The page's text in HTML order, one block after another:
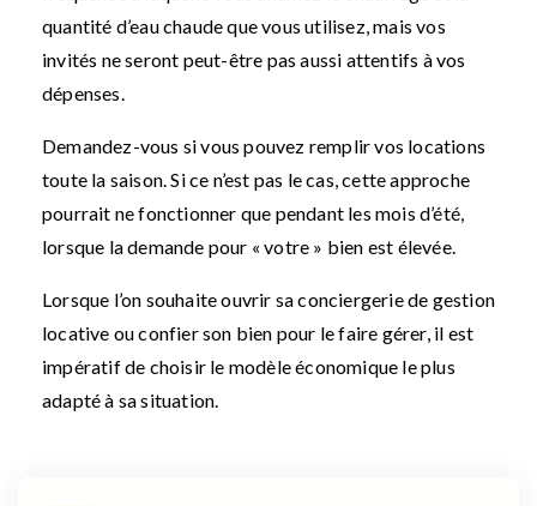
quantité d’eau chaude que vous utilisez, mais vos
invités ne seront peut-être pas aussi attentifs à vos
dépenses.
Demandez-vous si vous pouvez remplir vos locations
toute la saison. Si ce n’est pas le cas, cette approche
pourrait ne fonctionner que pendant les mois d’été,
lorsque la demande pour « votre » bien est élevée.
Lorsque l’on souhaite ouvrir sa conciergerie de gestion
locative ou confier son bien pour le faire gérer, il est
impératif de choisir le modèle économique le plus
adapté à sa situation.